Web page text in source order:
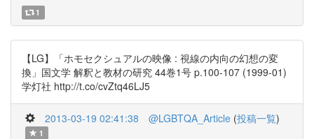
1
【LG】「ホモセクシュアルの映像 : 視線の内向の幻想の変
換」国文学 解釈と教材の研究 44巻1号 p.100-107 (1999-01)
学灯社 http://t.co/cvZtq46LJ5
2013-03-19 02:41:38 @LGBTQA_Article (投稿一覧)
1